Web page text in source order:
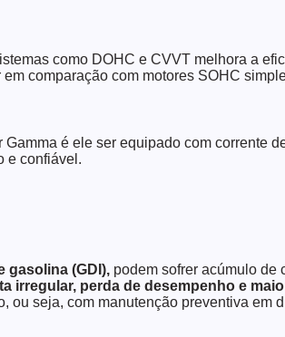
como DOHC e CVVT melhora a
comparação com motores SOHC
é ele ser equipado com corrente
e confiável.
gasolina (GDI), podem sofrer acúmulo de
irregular, perda de desempenho e
ou seja, com manutenção preventiva em